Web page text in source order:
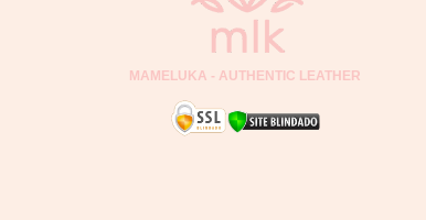
MAMELUKA - AUTHENTIC LEATHER